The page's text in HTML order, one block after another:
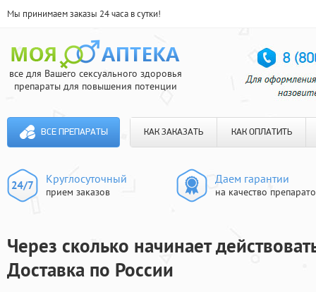
Мы принимаем заказы 24 часа в сутки!
все для Вашего сексуального здоровья
препараты для повышения потенции
ВСЕ ПРЕПАРАТЫ КАК ЗАКАЗАТЬ КАК ОПЛАТИТЬ
Круглосуточный
прием заказов
Даем гарантии
на качество
Через сколько начинает
Доставка по России